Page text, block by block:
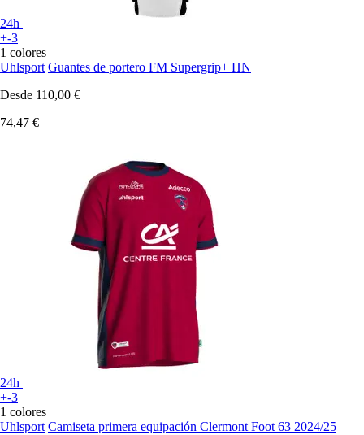
24h
+-3
1 colores
Uhlsport Guantes de portero FM Supergrip+ HN
Desde 110,00 €
74,47 €
24h
+-3
1 colores
Uhlsport Camiseta primera equipación Clermont Foot 63 2024/25